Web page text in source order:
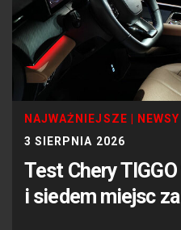
NAJWAŻNIEJSZE NEWSY
3 SIERPNIA 2026
Test Chery
i siedem miejsc